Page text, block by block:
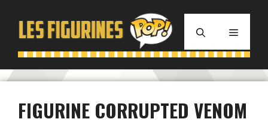
contenu
MENU
FIGURINE CORRUPTED VENOM